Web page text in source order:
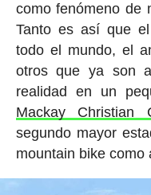
como fenómeno de
Tanto es así que
todo el mundo, el
otros que ya son
realidad en un
Mackay Christian
segundo mayor
mountain bike como